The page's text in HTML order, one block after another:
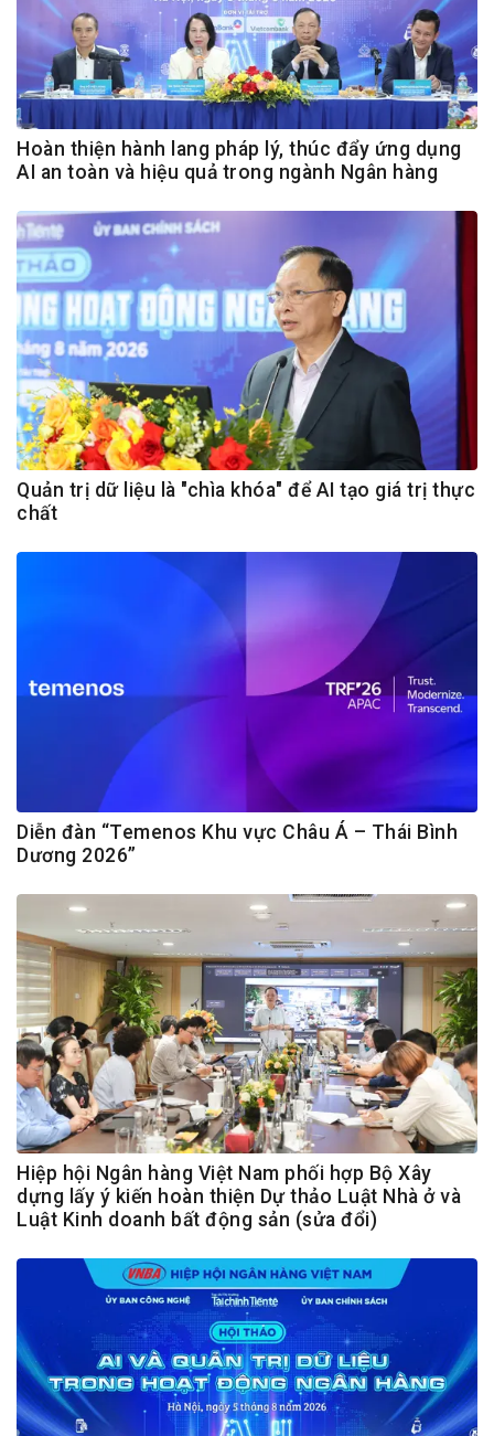
Hoàn thiện hành lang pháp lý, thúc đẩy ứng dụng
AI an toàn và hiệu quả trong ngành Ngân hàng
Quản trị dữ liệu là "chìa khóa" để AI tạo giá trị thực
chất
Diễn đàn “Temenos Khu vực Châu Á – Thái Bình
Dương 2026”
Hiệp hội Ngân hàng Việt Nam phối hợp Bộ Xây
dựng lấy ý kiến hoàn thiện Dự thảo Luật Nhà ở và
Luật Kinh doanh bất động sản (sửa đổi)